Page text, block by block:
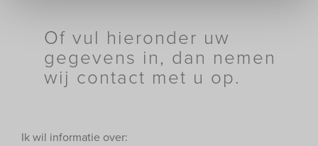
Of vul hieronder uw
gegevens in, dan nemen
wij contact met u op.
Ik wil informatie over: